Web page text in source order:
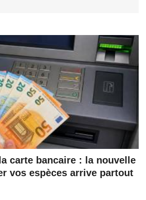
carte bancaire : la nouvelle
vos espèces arrive partout